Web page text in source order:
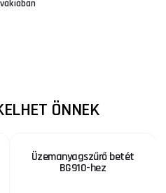
ÖNNEK
Üzemanyagszűrő betét
BG910-hez